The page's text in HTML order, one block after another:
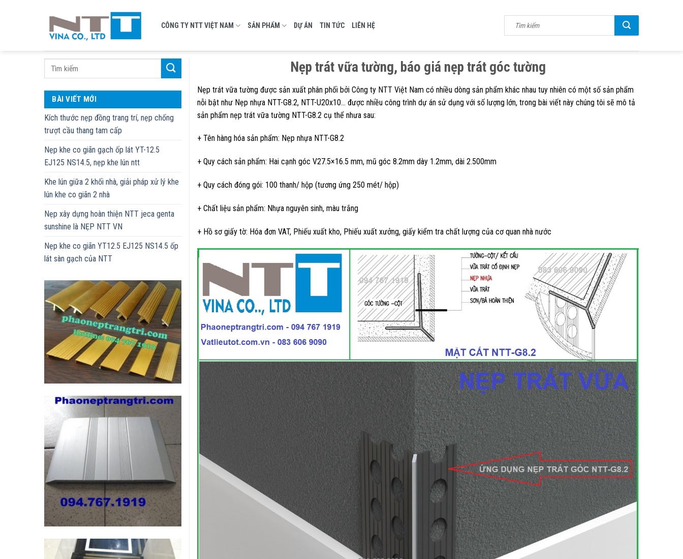
CÔNG TY NTT VIỆT NAM SẢN PHẨM DỰ ÁN TIN TỨC LIÊN HỆ
BÀI VIẾT MỚI
Kích thước nẹp đồng trang trí, nẹp chống
trượt cầu thang tam cấp
Nẹp khe co giãn gạch ốp lát YT-12.5
EJ125 NS14.5, nẹp khe lún ntt
Khe lún giữa 2 khối nhà, giải pháp xử lý khe
lún khe co giãn 2 nhà
Nẹp xây dựng hoàn thiện NTT jeca genta
sunshine là NẸP NTT VN
Nẹp khe co giãn YT12.5 EJ125 NS14.5 ốp
lát sàn gạch của NTT
Nẹp trát vữa tường, báo giá nẹp trát góc tường
Nẹp trát vữa tường được sản xuất phân phối bởi Công ty NTT Việt Nam có nhiều dòng sản phẩm khác nhau tuy nhiên có một số sản phẩm
nỗi bật như Nẹp nhựa NTT-G8.2, NTT-U20x10… được nhiều công trình dự án sử dụng với số lượng lớn, trong bài viết này chúng tôi sẽ mô tả
sản phẩm nẹp trát vữa tường NTT-G8.2 cụ thể nhưa sau:
+ Tên hàng hóa sản phẩm: Nẹp nhựa NTT-G8.2
+ Quy cách sản phẩm: Hai cạnh góc V27.5×16.5 mm, mũ góc 8.2mm dày 1.2mm, dài 2.500mm
+ Quy cách đóng gói: 100 thanh/ hộp (tương ứng 250 mét/ hộp)
+ Chất liệu sản phẩm: Nhựa nguyên sinh, màu trắng
+ Hồ sơ giấy tờ: Hóa đơn VAT, Phiếu xuất kho, Phiếu xuất xưởng, giấy kiểm tra chất lượng của cơ quan nhà nước